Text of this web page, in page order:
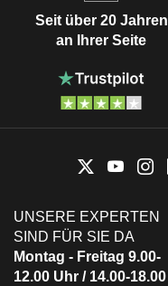
Seit über 20 Jahren
an Ihrer Seite
UNSERE EXPERTEN
SIND FÜR SIE DA
Montag - Freitag 9.00-
12.00 Uhr / 14.00-18.00